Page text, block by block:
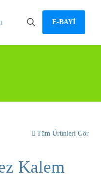
E-BAYİ
Tüm Ürünleri Gör
Kalem